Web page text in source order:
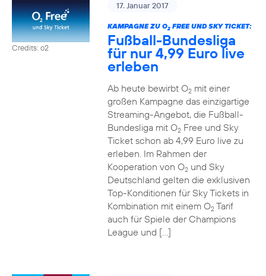
Credits: o2
17. Januar 2017
KAMPAGNE ZU O2FREE UND SKY TICKET:
Fußball-Bundesliga
für nur 4,99 Euro live
erleben
Ab heute bewirbt O2mit einer
großen Kampagne das einzigartige
Streaming-Angebot, die Fußball-
Bundesliga mit O2Free und Sky
Ticket schon ab 4,99 Euro live zu
erleben. Im Rahmen der
Kooperation von O2und Sky
Deutschland gelten die exklusiven
Top-Konditionen für Sky Tickets in
Kombination mit einem O2Tarif
auch für Spiele der Champions
League und […]